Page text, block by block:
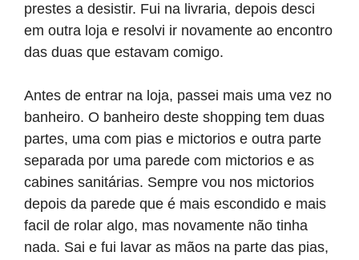
prestes a desistir. Fui na livraria, depois desci
em outra loja e resolvi ir novamente ao encontro
das duas que estavam comigo.
Antes de entrar na loja, passei mais uma vez no
banheiro. O banheiro deste shopping tem duas
partes, uma com pias e mictorios e outra parte
separada por uma parede com mictorios e as
cabines sanitárias. Sempre vou nos mictorios
depois da parede que é mais escondido e mais
facil de rolar algo, mas novamente não tinha
nada. Sai e fui lavar as mãos na parte das pias,